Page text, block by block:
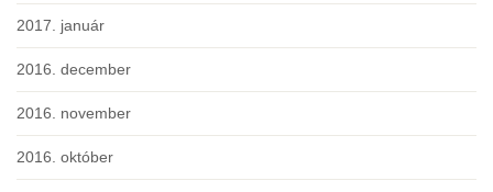
2017. január
2016. december
2016. november
2016. október